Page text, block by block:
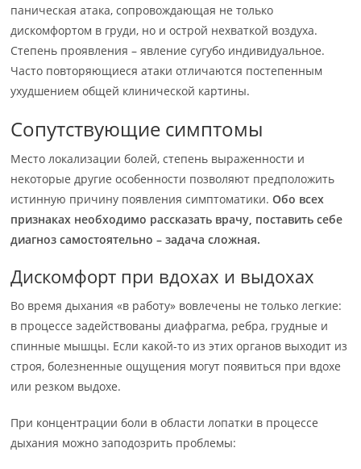
паническая атака, сопровождающая не только
дискомфортом в груди, но и острой нехваткой воздуха.
Степень проявления – явление сугубо индивидуальное.
Часто повторяющиеся атаки отличаются постепенным
ухудшением общей клинической картины.
Сопутствующие симптомы
Место локализации болей, степень выраженности и
некоторые другие особенности позволяют предположить
истинную причину появления симптоматики.Обо всех
признаках необходимо рассказать врачу, поставить себе
диагноз самостоятельно – задача сложная.
Дискомфорт при вдохах и выдохах
Во время дыхания «в работу» вовлечены не только легкие:
в процессе задействованы диафрагма, ребра, грудные и
спинные мышцы. Если какой-то из этих органов выходит из
строя, болезненные ощущения могут появиться при вдохе
или резком выдохе.
При концентрации боли в области лопатки в процессе
дыхания можно заподозрить проблемы: